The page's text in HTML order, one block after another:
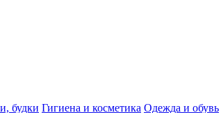
будки Гигиена и косметика Одежда и обувь